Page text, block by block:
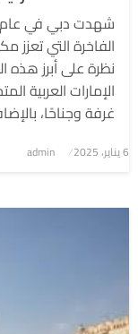
الفاخرة التي تعزز
نظرة على أبرز
غرفة وجناحًا،
نُشر
في6 يناير، 2025 admin